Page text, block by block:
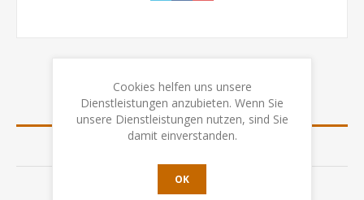
ÜBERSICHT
BEWERTUNGEN
Cookies helfen uns unsere
Dienstleistungen anzubieten. Wenn Sie
unsere Dienstleistungen nutzen, sind Sie
damit einverstanden.
OK